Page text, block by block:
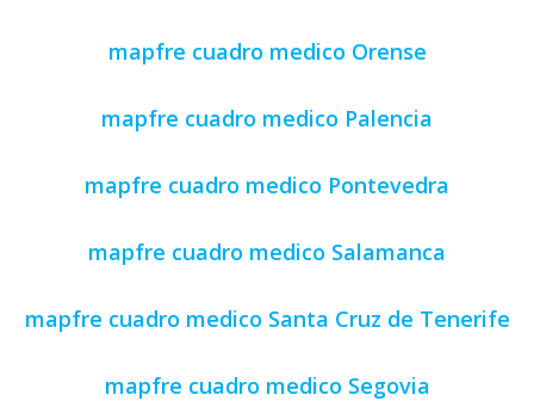
mapfre cuadro medico Orense
mapfre cuadro medico Palencia
mapfre cuadro medico Pontevedra
mapfre cuadro medico Salamanca
mapfre cuadro medico Santa Cruz de Tenerife
mapfre cuadro medico Segovia